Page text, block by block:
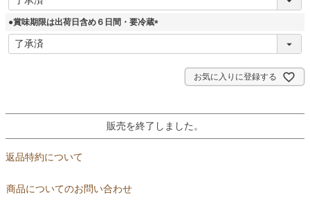
●賞味期限は出荷日含め６日間・要冷蔵
(
お気に入りに登録する
販売を終了しました。
返品特約について
商品についてのお問い合わせ